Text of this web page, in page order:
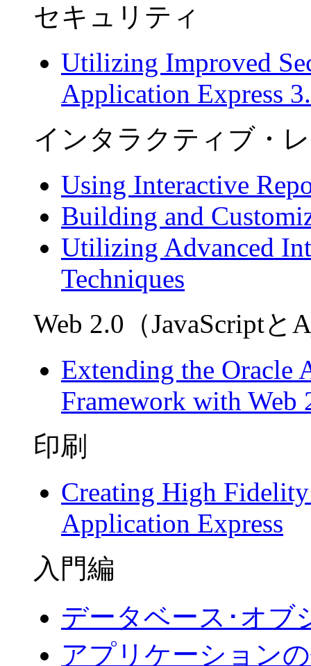
セキュリティ
Utilizing Improved
Application Express
インタラクティブ・
Using Interactive
Building and
Utilizing Advanced
Techniques
Web 2.0（JavaScript
Extending the Oracle
Framework with Web
印刷
Creating High
Application Express
入門編
データベース･オブ
アプリケーション